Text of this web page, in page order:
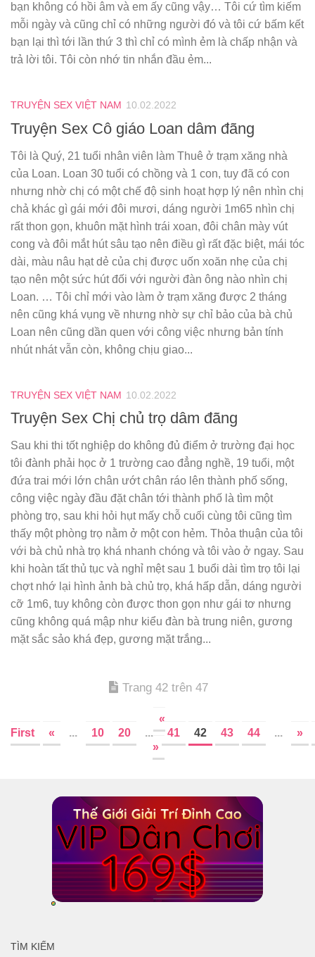
bạn không có hồi âm và em ấy cũng vậy… Tôi cứ tìm kiếm
mỗi ngày và cũng chỉ có những người đó và tôi cứ bấm kết
bạn lại thì tới lần thứ 3 thì chỉ có mình ẻm là chấp nhận và
trả lời tôi. Tôi còn nhớ tin nhắn đầu ẻm...
TRUYỆN SEX VIỆT NAM 10.02.2022
Truyện Sex Cô giáo Loan dâm đãng
Tôi là Quý, 21 tuổi nhân viên làm Thuê ở trạm xăng nhà
của Loan. Loan 30 tuổi có chồng và 1 con, tuy đã có con
nhưng nhờ chị có một chế độ sinh hoạt hợp lý nên nhìn chị
chả khác gì gái mới đôi mươi, dáng người 1m65 nhìn chị
rất thon gọn, khuôn mặt hình trái xoan, đôi chân mày vút
cong và đôi mắt hút sâu tạo nên điều gì rất đặc biệt, mái tóc
dài, màu nâu hạt dẻ của chị được uốn xoăn nhẹ của chị
tạo nên một sức hút đối với người đàn ông nào nhìn chị
Loan. … Tôi chỉ mới vào làm ở trạm xăng được 2 tháng
nên cũng khá vụng về nhưng nhờ sự chỉ bảo của bà chủ
Loan nên cũng dần quen với công việc nhưng bản tính
nhút nhát vẫn còn, không chịu giao...
TRUYỆN SEX VIỆT NAM 10.02.2022
Truyện Sex Chị chủ trọ dâm đãng
Sau khi thi tốt nghiệp do không đủ điểm ở trường đại học
tôi đành phải học ở 1 trường cao đẳng nghề, 19 tuổi, một
đứa trai mới lớn chân ướt chân ráo lên thành phố sống,
công việc ngày đầu đặt chân tới thành phố là tìm một
phòng trọ, sau khi hỏi hụt mấy chỗ cuối cùng tôi cũng tìm
thấy một phòng trọ nằm ở một con hẻm. Thỏa thuận của tôi
với bà chủ nhà trọ khá nhanh chóng và tôi vào ở ngay. Sau
khi hoàn tất thủ tục và nghỉ mệt sau 1 buổi dài tìm trọ tôi lại
chợt nhớ lại hình ảnh bà chủ trọ, khá hấp dẫn, dáng người
cỡ 1m6, tuy không còn được thon gọn như gái tơ nhưng
cũng không quá mập như kiểu đàn bà trung niên, gương
mặt sắc sảo khá đẹp, gương mặt trắng...
Trang 42 trên 47
«
First
« ... 10 20 ... 41 42 43 44 ...
»
»
TÌM KIẾM